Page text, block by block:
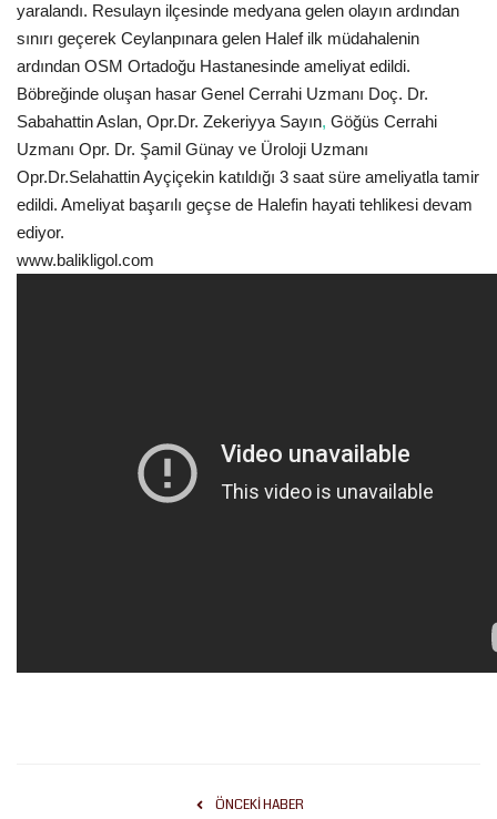
Siyaset
Künye
Yaşam
Sağlık
İletişim
yaralandı. Resulayn ilçesinde medyana gelen olayın ardından
sınırı geçerek Ceylanpınara gelen Halef ilk müdahalenin
ardından OSM Ortadoğu Hastanesinde ameliyat edildi.
Böbreğinde oluşan hasar Genel Cerrahi Uzmanı Doç. Dr.
Sabahattin Aslan, Opr.Dr. Zekeriyya Sayın, Göğüs Cerrahi
Uzmanı Opr. Dr. Şamil Günay ve Üroloji Uzmanı
Opr.Dr.Selahattin Ayçiçekin katıldığı 3 saat süre ameliyatla tamir
edildi. Ameliyat başarılı geçse de Halefin hayati tehlikesi devam
ediyor.
www.balikligol.com
ÖNCEKI HABER